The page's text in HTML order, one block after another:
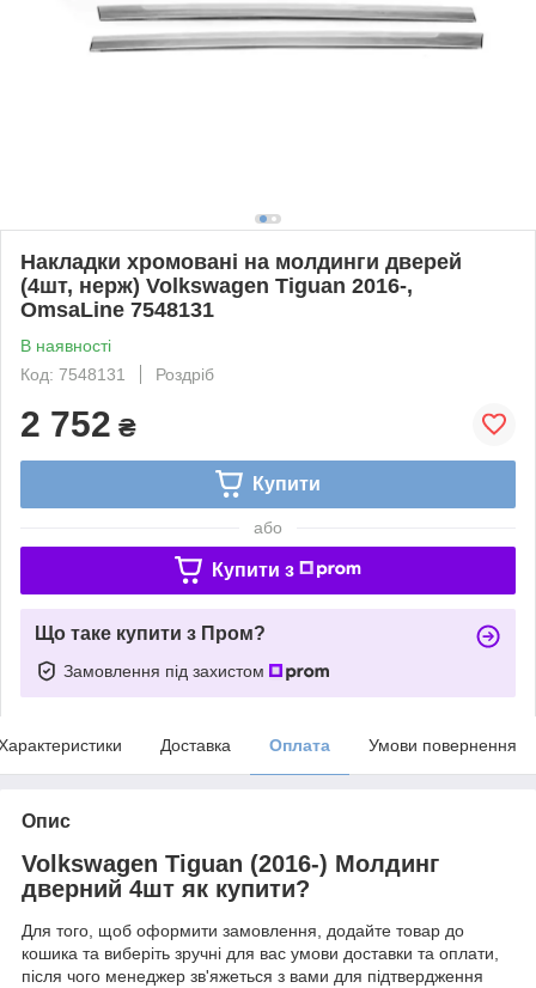
Накладки хромовані на молдинги дверей
(4шт, нерж) Volkswagen Tiguan 2016-,
OmsaLine 7548131
В наявності
Код: 7548131
Роздріб
2 752 ₴
Купити
або
Купити з
Що таке купити з Пром?
Замовлення під захистом
Доставка Оплата Умови повернення
Опис
Volkswagen Tiguan (2016-) Молдинг
дверний 4шт як купити?
Для того, щоб оформити замовлення, додайте товар до
кошика та виберіть зручні для вас умови доставки та оплати,
після чого менеджер зв'яжеться з вами для підтвердження